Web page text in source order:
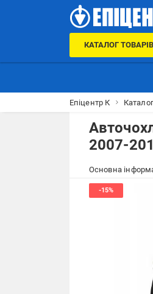
КАТАЛОГ ТОВАРІВ
Епіцентр К Каталог
2007-
Основна